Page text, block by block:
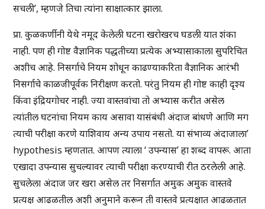
सचली’, म्हणजे तिचा त्यांना साक्षात्कार झाला.
प्रा. कुळकर्णीनी येथे नमूद केलेली घटना खरोखरच घडली यात शंका
नाही. पण ही गोष्ट वैज्ञानिक पद्धतीच्या प्रत्येक अभ्यासाकाला सुपरिचित
अशीच आहे. निसर्गाचे नियम शोधून काढण्याकरिता वैज्ञानिक आरंभी
निसर्गाचे काळजीपूर्वक निरीक्षण करतो. परंतु नियम ही गोष्ट काही दृश्य
किंवा इंद्रियगोचर नाही. ज्या वास्तवांचा तो अभ्यास करीत असेल
त्यांतील घटनांचा नियम काय असावा यासंबंधी अंदाज बांधणे आणि मग
त्याची परीक्षा करणे याशिवाय अन्य उपाय नसतो. या संभाव्य अंदाजाला’
hypothesis म्हणतात. आपण त्याला ‘ उपन्यास’ हा शब्द वापरू. आता
एखादा उपन्यास सुचल्यावर त्याची परीक्षा करण्याची रीत ठरलेली आहे.
सुचलेला अंदाज जर खरा असेल तर निसर्गात अमुक अमुक वास्तवे
प्रत्यक्ष आढळतील अशी अनुमाने करून ती वास्तवे प्रत्यक्षात आढळतात